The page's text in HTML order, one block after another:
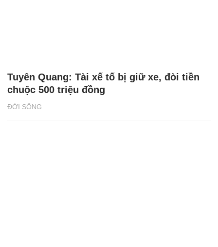
ĐỜI SỐNG
Tuyên Quang: Tài xế tố bị giữ xe, đòi tiền
chuộc 500 triệu đồng